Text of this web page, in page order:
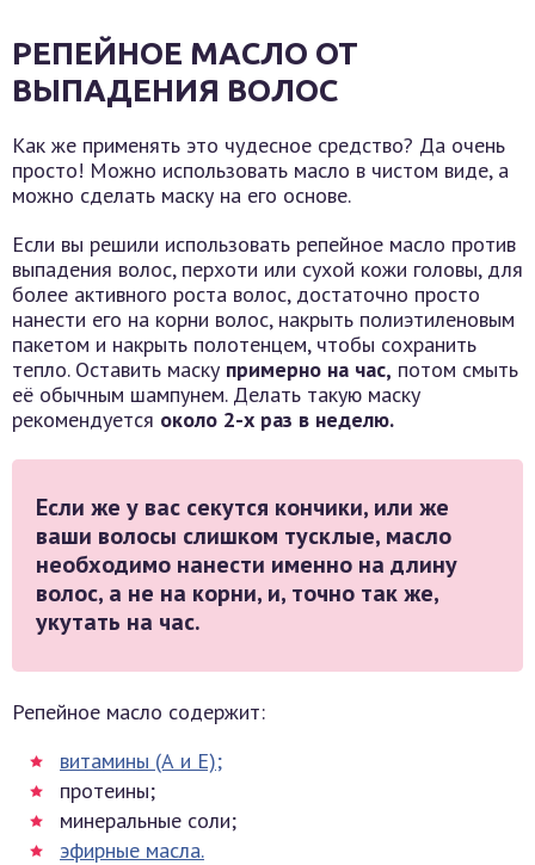
РЕПЕЙНОЕ МАСЛО ОТ
ВЫПАДЕНИЯ ВОЛОС
Как же применять это чудесное средство? Да очень
просто! Можно использовать масло в чистом виде, а
можно сделать маску на его основе.
Если вы решили использовать репейное масло против
выпадения волос, перхоти или сухой кожи головы, для
более активного роста волос, достаточно просто
нанести его на корни волос, накрыть полиэтиленовым
пакетом и накрыть полотенцем, чтобы сохранить
тепло. Оставить маску примерно на час, потом смыть
её обычным шампунем. Делать такую маску
рекомендуется около 2-х раз в неделю.
Если же у вас секутся кончики, или же
ваши волосы слишком тусклые, масло
необходимо нанести именно на длину
волос, а не на корни, и, точно так же,
укутать на час.
Репейное масло содержит:
витамины (А и Е);
протеины;
минеральные соли;
эфирные масла.